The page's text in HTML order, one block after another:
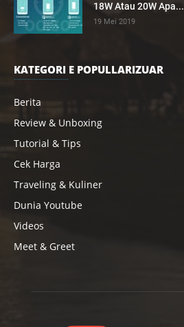
18W Atau 20W Apa...
19 Mei 2019
KATEGORI E POPULLARIZUAR
Berita
Review & Unboxing
Tutorial & Tips
Cek Harga
Traveling & Kuliner
Dunia Youtube
Videos
Meet & Greet